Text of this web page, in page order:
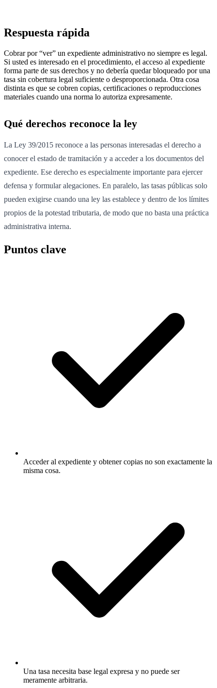
Respuesta rápida
Cobrar por “ver” un expediente administrativo no siempre es legal.
Si usted es interesado en el procedimiento, el acceso al expediente
forma parte de sus derechos y no debería quedar bloqueado por una
tasa sin cobertura legal suficiente o desproporcionada. Otra cosa
distinta es que se cobren copias, certificaciones o reproducciones
materiales cuando una norma lo autoriza expresamente.
Qué derechos reconoce la ley
La Ley 39/2015 reconoce a las personas interesadas el derecho a
conocer el estado de tramitación y a acceder a los documentos del
expediente. Ese derecho es especialmente importante para ejercer
defensa y formular alegaciones. En paralelo, las tasas públicas solo
pueden exigirse cuando una ley las establece y dentro de los límites
propios de la potestad tributaria, de modo que no basta una práctica
administrativa interna.
Puntos clave
Acceder al expediente y obtener copias no son exactamente la
misma cosa.
Una tasa necesita base legal expresa y no puede ser
meramente arbitraria.